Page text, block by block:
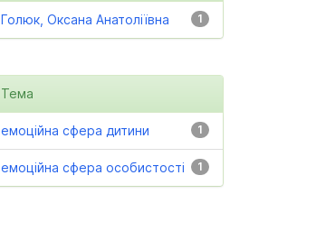
1
Голюк, Оксана Анатоліївна
Тема
1
емоційна сфера дитини
1
емоційна сфера особистості